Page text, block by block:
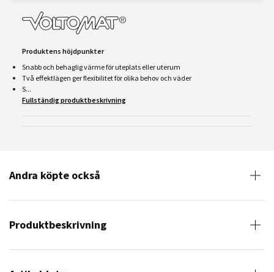
Produktens höjdpunkter
Snabb och behaglig värme för uteplats eller uterum
Två effektlägen ger flexibilitet för olika behov och väder
S...
Fullständig produktbeskrivning
Andra köpte också
Produktbeskrivning